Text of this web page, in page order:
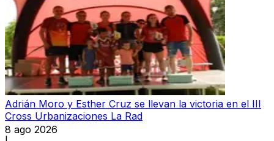
Adrián Moro y Esther Cruz se llevan la victoria en el III
Cross Urbanizaciones La Rad
8 ago 2026